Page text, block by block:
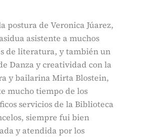
postura de Veronica Júarez,
asistente a muchos
de literatura, y también un
Danza y creatividad con la
y bailarina Mirta Blostein,
mucho tiempo de los
servicios de la Biblioteca
siempre fui bien
y atendida por los